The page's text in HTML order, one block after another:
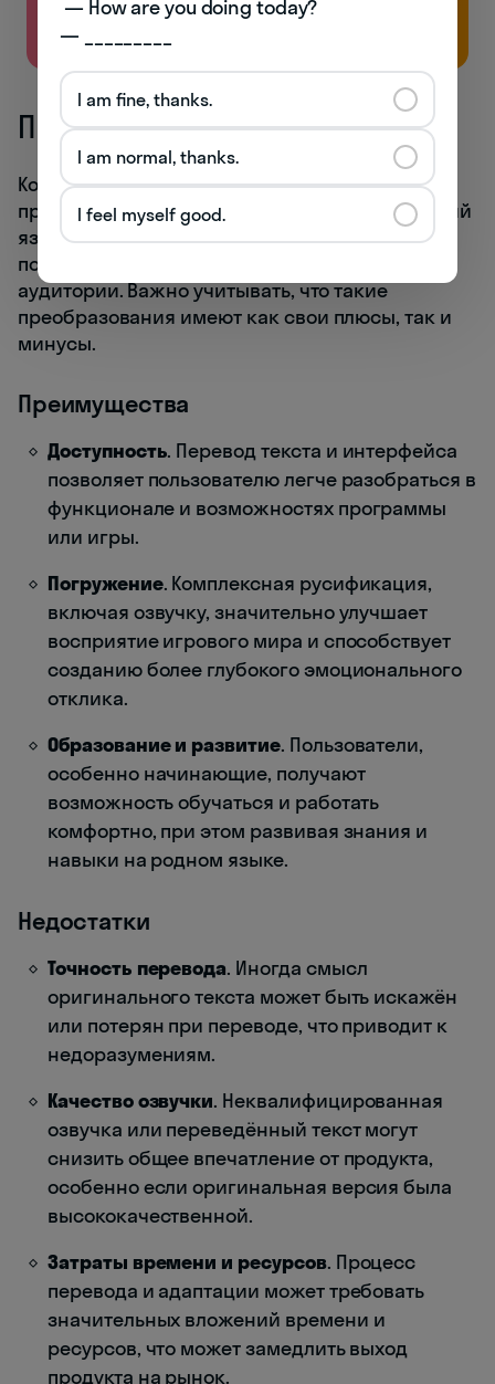
Бесплатно
Преимущества и недостатки
Когда специалисты производят перевод
программного обеспечения или игр на русский
язык, они преследуют цель сделать продукт
понятным и удобным для русскоязычной
аудитории. Важно учитывать, что такие
преобразования имеют как свои плюсы, так и
минусы.
Преимущества
Доступность. Перевод текста и интерфейса
позволяет пользователю легче разобраться в
функционале и возможностях программы
или игры.
Погружение. Комплексная русификация,
включая озвучку, значительно улучшает
восприятие игрового мира и способствует
созданию более глубокого эмоционального
отклика.
Образование и развитие. Пользователи,
особенно начинающие, получают
возможность обучаться и работать
комфортно, при этом развивая знания и
навыки на родном языке.
Недостатки
Точность перевода. Иногда смысл
оригинального текста может быть искажён
или потерян при переводе, что приводит к
недоразумениям.
Качество озвучки. Неквалифицированная
озвучка или переведённый текст могут
снизить общее впечатление от продукта,
особенно если оригинальная версия была
высококачественной.
Затраты времени и ресурсов. Процесс
перевода и адаптации может требовать
значительных вложений времени и
ресурсов, что может замедлить выход
продукта на рынок.
— _________
I am fine, thanks.
I am normal, thanks.
I feel myself good.